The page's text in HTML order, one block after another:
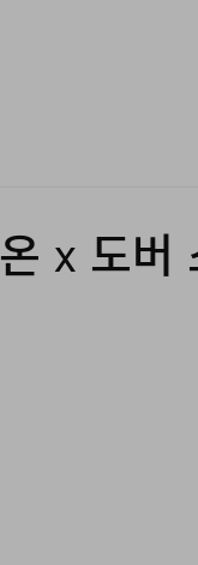
온 x 도버